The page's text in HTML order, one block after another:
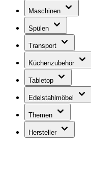
Maschinen
Spülen
Transport
Küchenzubehör
Tabletop
Edelstahlmöbel
Themen
Hersteller